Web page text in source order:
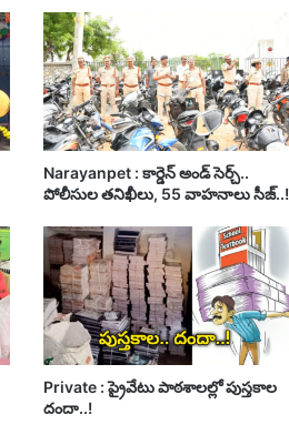
Narayanpet : కార్డెన్ అండ్ సెర్చ్..
పోలీసుల తనిఖీలు, 55 వాహనాలు సీజ్..!
Private : ప్రైవేటు పాఠశాలల్లో పుస్తకాల
దందా..!